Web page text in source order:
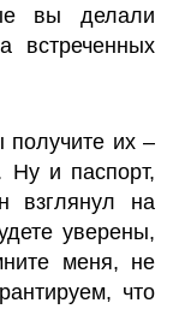
вы делали
встреченных
их –
и паспорт,
взглянул на
уверены,
меня, не
что